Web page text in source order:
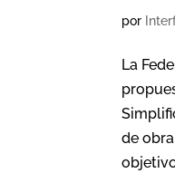
por
La
de